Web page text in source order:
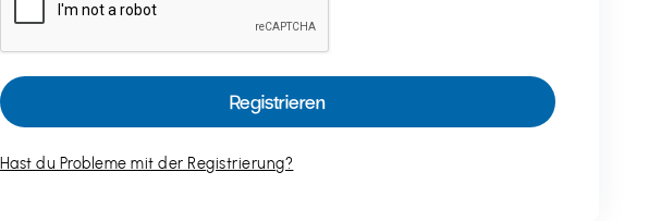
Hast du Probleme mit der Registrierung?